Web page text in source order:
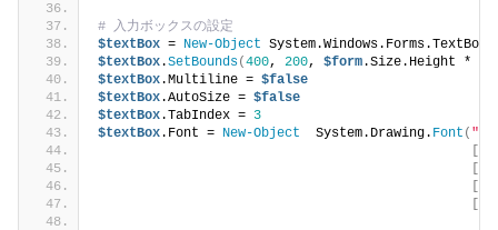
# 入力ボックスの設定
$textBox = New-Object System.Windows.Forms.TextBox
$textBox.SetBounds(400, 200, $form.Size.Height *
$textBox.Multiline = $false
$textBox.AutoSize = $false
$textBox.TabIndex = 3
$textBox.Font = New-Object
  System.Drawing.
Font (